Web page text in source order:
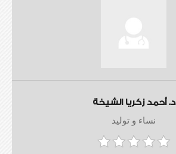
د. أحمد زكريا الشيخة
نساء و توليد